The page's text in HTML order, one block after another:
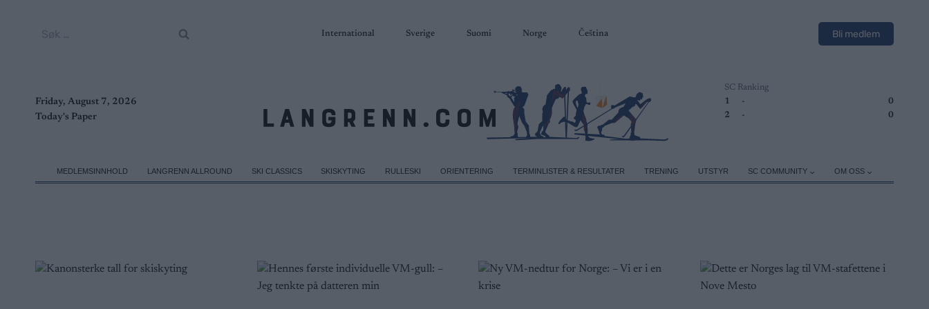
International Sverige Suomi Norge Čeština Bli medlem
Friday, August 7, 2026
Today's Paper
SC Ranking
1
-
0
2
- 0
MEDLEMSINNHOLD LANGRENN ALLROUND SKI CLASSICS SKISKYTING RULLESKI ORIENTERING TERMINLISTER & RESULTATER TRENING UTSTYR SC COMMUNITY OM OSS